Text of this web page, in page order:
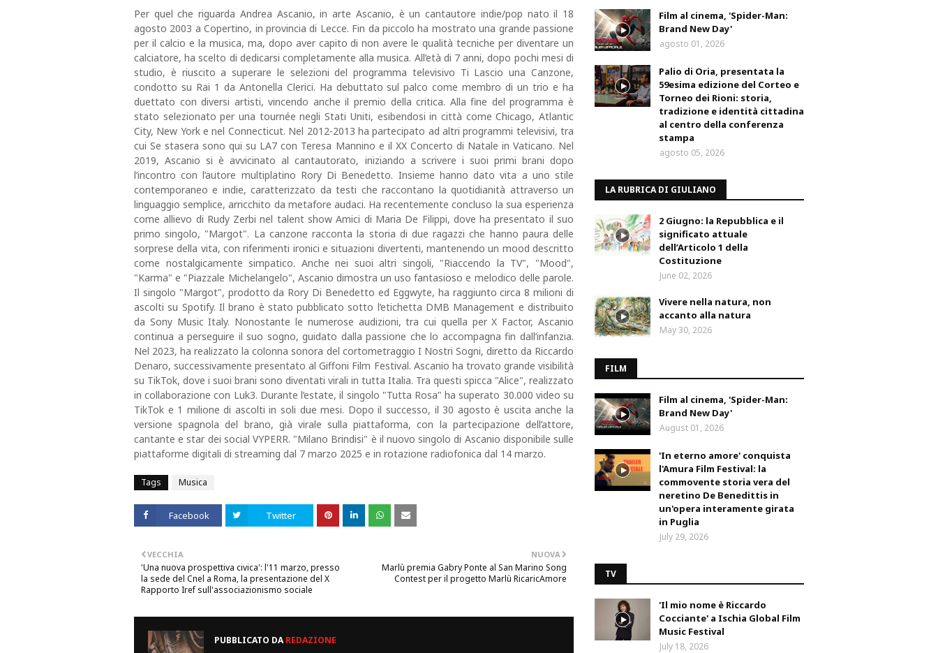
Per quel che riguarda Andrea Ascanio, in arte Ascanio, è un cantautore indie/pop nato il 18
agosto 2003 a Copertino, in provincia di Lecce. Fin da piccolo ha mostrato una grande passione
per il calcio e la musica, ma, dopo aver capito di non avere le qualità tecniche per diventare un
calciatore, ha scelto di dedicarsi completamente alla musica. All’età di 7 anni, dopo pochi mesi di
studio, è riuscito a superare le selezioni del programma televisivo Ti Lascio una Canzone,
condotto su Rai 1 da Antonella Clerici. Ha debuttato sul palco come membro di un trio e ha
duettato con diversi artisti, vincendo anche il premio della critica. Alla fine del programma è
stato selezionato per una tournée negli Stati Uniti, esibendosi in città come Chicago, Atlantic
City, New York e nel Connecticut. Nel 2012-2013 ha partecipato ad altri programmi televisivi, tra
cui Se stasera sono qui su LA7 con Teresa Mannino e il XX Concerto di Natale in Vaticano. Nel
2019, Ascanio si è avvicinato al cantautorato, iniziando a scrivere i suoi primi brani dopo
l’incontro con l’autore multiplatino Rory Di Benedetto. Insieme hanno dato vita a uno stile
contemporaneo e indie, caratterizzato da testi che raccontano la quotidianità attraverso un
linguaggio semplice, arricchito da metafore audaci. Ha recentemente concluso la sua esperienza
come allievo di Rudy Zerbi nel talent show Amici di Maria De Filippi, dove ha presentato il suo
primo singolo, "Margot". La canzone racconta la storia di due ragazzi che hanno paura delle
sorprese della vita, con riferimenti ironici e situazioni divertenti, mantenendo un mood descritto
come nostalgicamente simpatico. Anche nei suoi altri singoli, "Riaccendo la TV", "Mood",
"Karma" e "Piazzale Michelangelo", Ascanio dimostra un uso fantasioso e melodico delle parole.
Il singolo "Margot", prodotto da Rory Di Benedetto ed Eggwyte, ha raggiunto circa 8 milioni di
ascolti su Spotify. Il brano è stato pubblicato sotto l’etichetta DMB Management e distribuito
da Sony Music Italy. Nonostante le numerose audizioni, tra cui quella per X Factor, Ascanio
continua a perseguire il suo sogno, guidato dalla passione che lo accompagna fin dall’infanzia.
Nel 2023, ha realizzato la colonna sonora del cortometraggio I Nostri Sogni, diretto da Riccardo
Denaro, successivamente presentato al Giffoni Film Festival. Ascanio ha trovato grande visibilità
su TikTok, dove i suoi brani sono diventati virali in tutta Italia. Tra questi spicca "Alice", realizzato
in collaborazione con Luk3. Durante l’estate, il singolo "Tutta Rosa" ha superato 30.000 video su
TikTok e 1 milione di ascolti in soli due mesi. Dopo il successo, il 30 agosto è uscita anche la
versione spagnola del brano, già virale sulla piattaforma, con la partecipazione dell’attore,
cantante e star dei social VYPERR. "Milano Brindisi" è il nuovo singolo di Ascanio disponibile sulle
piattaforme digitali di streaming dal 7 marzo 2025 e in rotazione radiofonica dal 14 marzo.
Tags Musica
Facebook Twitter
NUOVA
Marlù premia Gabry Ponte al San Marino Song
Contest per il progetto Marlù RicaricAmore
VECCHIA
'Una nuova prospettiva civica': l'11 marzo, presso
la sede del Cnel a Roma, la presentazione del X
Rapporto Iref sull'associazionismo sociale
PUBBLICATO DAREDAZIONE
Film al cinema, 'Spider-Man:
Brand New Day'
agosto 01, 2026
Palio di Oria, presentata la
59esima edizione del Corteo e
Torneo dei Rioni: storia,
tradizione e identità cittadina
al centro della conferenza
stampa
agosto 05, 2026
LA RUBRICA DI GIULIANO
2 Giugno: la Repubblica e il
significato attuale
dell’Articolo 1 della
Costituzione
June 02, 2026
Vivere nella natura, non
accanto alla natura
May 30, 2026
FILM
Film al cinema, 'Spider-Man:
Brand New Day'
August 01, 2026
'In eterno amore' conquista
l'Amura Film Festival: la
commovente storia vera del
neretino De Benedittis in
un'opera interamente girata
in Puglia
July 29, 2026
TV
'Il mio nome è Riccardo
Cocciante' a Ischia Global Film
Music Festival
July 18, 2026